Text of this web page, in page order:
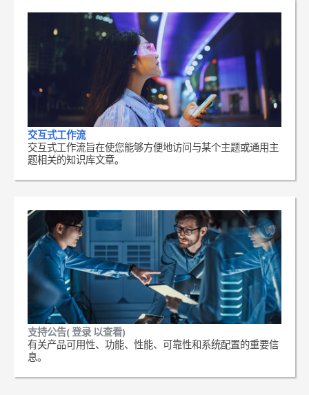
交互式工作流
交互式工作流旨在使您能够方便地访问与某个主题或通用主
题相关的知识库文章。
支持公告( 登录 以查看)
有关产品可用性、功能、性能、可靠性和系统配置的重要信
息。